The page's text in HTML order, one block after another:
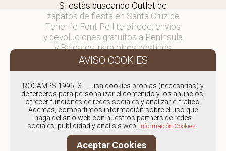
Si estás buscando Outlet de
zapatos de fiesta en Santa Cruz de
Tenerife Font Pell te ofrece, envíos
y devoluciones gratuítos a Península
y Baleares, para otros destinos
consultar
en comercial@fontpell.com.
Los envíos a Santa Cruz de Tenerife
gestionados entre semana se
entregarán en menos de 48 horas;
los pedidos realizados en fin de
semana, el producto se enviará a
partir del lunes.
ROCAMPS 1995, S.L. usa cookies propias (necesarias) y
de terceros para personalizar el contenido y los anuncios,
ofrecer funciones de redes sociales y analizar el tráfico.
Además, compartimos información sobre el uso que
haga del sitio web con nuestros partners de redes
sociales, publicidad y análisis web, Información Cookies.
Aceptar Cookies